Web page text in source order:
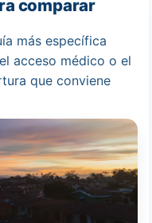
comparar
más específica
acceso médico o el
que conviene